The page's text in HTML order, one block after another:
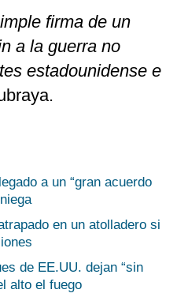
firma de un
a la guerra no
estadounidense e
a un “gran acuerdo
en un atolladero si
de EE.UU. dejan “sin
alto el fuego